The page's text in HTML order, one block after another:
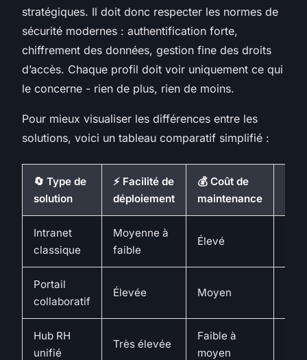
stratégiques. Il doit donc respecter les normes de
sécurité modernes : authentification forte,
chiffrement des données, gestion fine des droits
d’accès. Chaque profil doit voir uniquement ce qui
le concerne - rien de plus, rien de moins.
Pour mieux visualiser les différences entre les
solutions, voici un tableau comparatif simplifié :
🔄 Type de
solution
⚡ Facilité de
déploiement
💰 Coût de
maintenance
Intranet
classique
Moyenne à
faible
Élevé
Portail
collaboratif
Élevée Moyen
Hub RH
unifié
Très élevée
Faible à
moyen